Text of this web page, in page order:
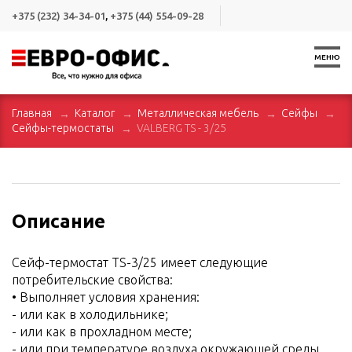
+375 (232) 34-34-01, +375 (44) 554-09-28
МЕНЮ
Главная Каталог Металлическая мебель
Сейфы
Сейфы-термостаты
VALBERG TS - 3/25
Описание
Сейф-термостат TS-3/25 имеет следующие
потребительские свойства:
• Выполняет условия хранения:
- или как в холодильнике;
- или как в прохладном месте;
- или при температуре воздуха окружающей среды.